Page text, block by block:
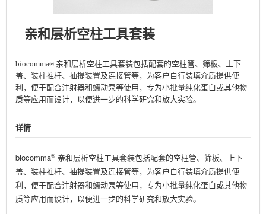
亲和层析空柱工具套装
biocomma® 亲和层析空柱工具套装包括配套的空柱管、筛板、上下
盖、装柱推杆、抽提装置及连接管等，为客户自行装填介质提供便
利，便于配合注射器和蠕动泵等使用，专为小批量纯化蛋白或其他物
质等应用而设计，以便进一步的科学研究和放大实验。
详情
biocomma® 亲和层析空柱工具套装包括配套的空柱管、筛板、上下
盖、装柱推杆、抽提装置及连接管等，为客户自行装填介质提供便
利，便于配合注射器和蠕动泵等使用，专为小批量纯化蛋白或其他物
质等应用而设计，以便进一步的科学研究和放大实验。